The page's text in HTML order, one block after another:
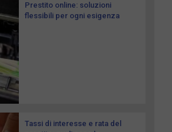
Prestito online: soluzioni
flessibili per ogni esigenza
Tassi di interesse e rata del